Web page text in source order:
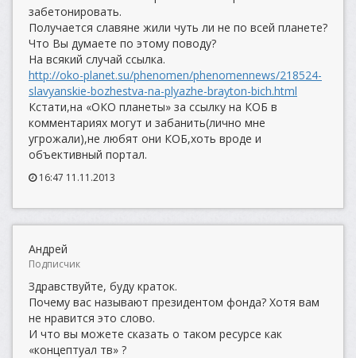
забетонировать.
Получается славяне жили чуть ли не по всей планете?
Что Вы думаете по этому поводу?
На всякий случай ссылка.
http://oko-planet.su/phenomen/phenomennews/218524-
slavyanskie-bozhestva-na-plyazhe-brayton-bich.html
Кстати,на «ОКО планеты» за ссылку на КОБ в
комментариях могут и забанить(лично мне
угрожали),не любят они КОБ,хоть вроде и
объективный портал.
16:47 11.11.2013
Андрей
Подписчик
Здравствуйте, буду краток.
Почему вас называют президентом фонда? Хотя вам
не нравится это слово.
И что вы можете сказать о таком ресурсе как
«концептуал тв» ?